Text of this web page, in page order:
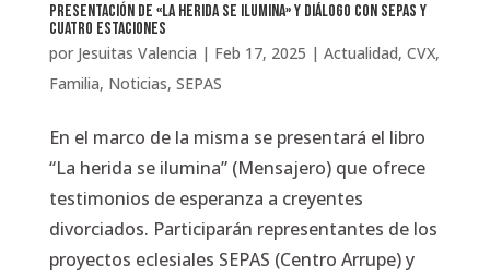
Presentación de «La herida se ilumina» y diálogo con SEPAS y
Cuatro Estaciones
por Jesuitas Valencia | Feb 17, 2025 | Actualidad, CVX,
Familia, Noticias, SEPAS
En el marco de la misma se presentará el libro
“La herida se ilumina” (Mensajero) que ofrece
testimonios de esperanza a creyentes
divorciados. Participarán representantes de los
proyectos eclesiales SEPAS (Centro Arrupe) y